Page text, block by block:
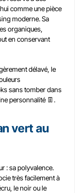
comme une pièce
moderne. Sa
organiques,
en conservant
délavé, le
sans tomber dans
personnalité 👖.
vert au
: sa polyvalence.
très facilement à
le noir ou le